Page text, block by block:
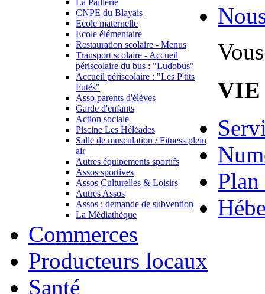
CNPE du Blayais
Ecole maternelle
Ecole élémentaire
Restauration scolaire - Menus
Transport scolaire - Accueil
périscolaire du bus : "Ludobus"
Accueil périscolaire : "Les P'tits
Futés"
Asso parents d'élèves
Garde d'enfants
Action sociale
Piscine Les Héléades
Salle de musculation / Fitness plein
air
Autres équipements sportifs
Assos sportives
Assos Culturelles & Loisirs
Autres Assos
Assos : demande de subvention
La Médiathèque
VIE
Commerces
Producteurs locaux
Santé